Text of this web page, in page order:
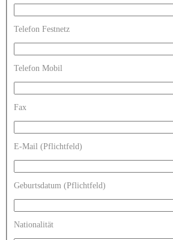
Telefon Festnetz
Telefon Mobil
Fax
E-Mail (Pflichtfeld)
Geburtsdatum (Pflichtfeld)
Nationalität